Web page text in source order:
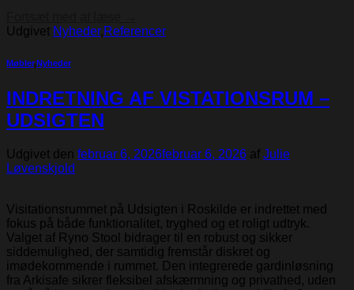
Udgivet Nyheder,Referencer
Møbler,Nyheder
INDRETNING AF VISTATIONSRUM –
UDSIGTEN
Udgivet den februar 6, 2026februar 6, 2026 af Julie
Løvenskjold
Visitationsrummet på Udsigten i Roskilde er indrettet med
fokus på både funktionalitet, tryghed og et roligt udtryk.
Valget af Ryno Stool bidrager til en robust og sikker
siddemulighed, der samtidig fremstår diskret og
imødekommende i rummet. Den integrerede gardinløsning
fra Arkisafe sikrer fleksibel afskærmning og privathed, uden